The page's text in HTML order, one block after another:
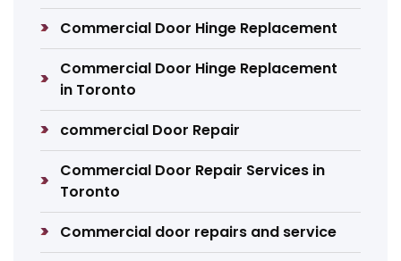
Commercial Door Hinge Replacement
Commercial Door Hinge Replacement
in Toronto
commercial Door Repair
Commercial Door Repair Services in
Toronto
Commercial door repairs and service